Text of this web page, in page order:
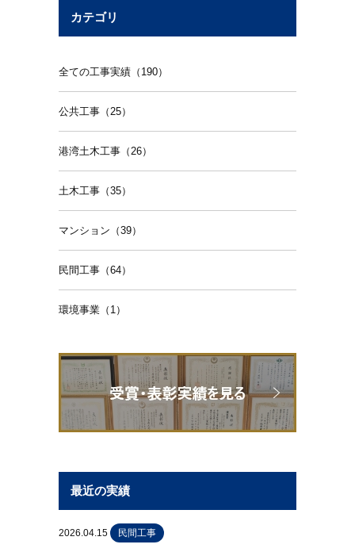
カテゴリ
全ての工事実績（190）
公共工事（25）
港湾土木工事（26）
土木工事（35）
マンション（39）
民間工事（64）
環境事業（1）
最近の実績
2026.04.15 民間工事